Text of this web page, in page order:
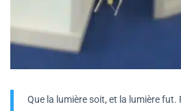
Que la lumière soit, et la lumière fut.